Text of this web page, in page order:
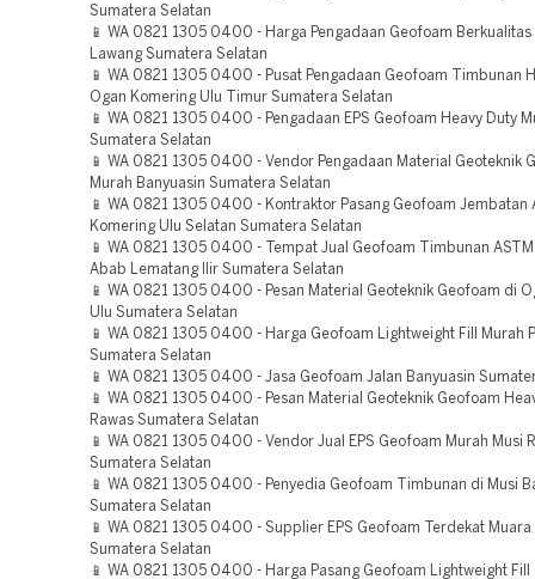
Sumatera Selatan
📱 WA 0821 1305 0400 - Harga Pengadaan Geofoam Berkualitas
Lawang Sumatera Selatan
📱 WA 0821 1305 0400 - Pusat Pengadaan Geofoam Timbunan
Ogan Komering Ulu Timur Sumatera Selatan
📱 WA 0821 1305 0400 - Pengadaan EPS Geofoam Heavy Duty
Sumatera Selatan
📱 WA 0821 1305 0400 - Vendor Pengadaan Material Geoteknik
Murah Banyuasin Sumatera Selatan
📱 WA 0821 1305 0400 - Kontraktor Pasang Geofoam Jembatan
Komering Ulu Selatan Sumatera Selatan
📱 WA 0821 1305 0400 - Tempat Jual Geofoam Timbunan ASTM
Abab Lematang Ilir Sumatera Selatan
📱 WA 0821 1305 0400 - Pesan Material Geoteknik Geofoam di
Ulu Sumatera Selatan
📱 WA 0821 1305 0400 - Harga Geofoam Lightweight Fill Murah
Sumatera Selatan
📱 WA 0821 1305 0400 - Jasa Geofoam Jalan Banyuasin
📱 WA 0821 1305 0400 - Pesan Material Geoteknik Geofoam
Rawas Sumatera Selatan
📱 WA 0821 1305 0400 - Vendor Jual EPS Geofoam Murah Musi
Sumatera Selatan
📱 WA 0821 1305 0400 - Penyedia Geofoam Timbunan di Musi
Sumatera Selatan
📱 WA 0821 1305 0400 - Supplier EPS Geofoam Terdekat Muara
Sumatera Selatan
📱 WA 0821 1305 0400 - Harga Pasang Geofoam Lightweight Fill